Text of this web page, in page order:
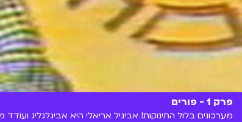
פרק 1 - פורים
מערכונים בלול התינוקות! אביגיל אריאלי היא אביגלגליג